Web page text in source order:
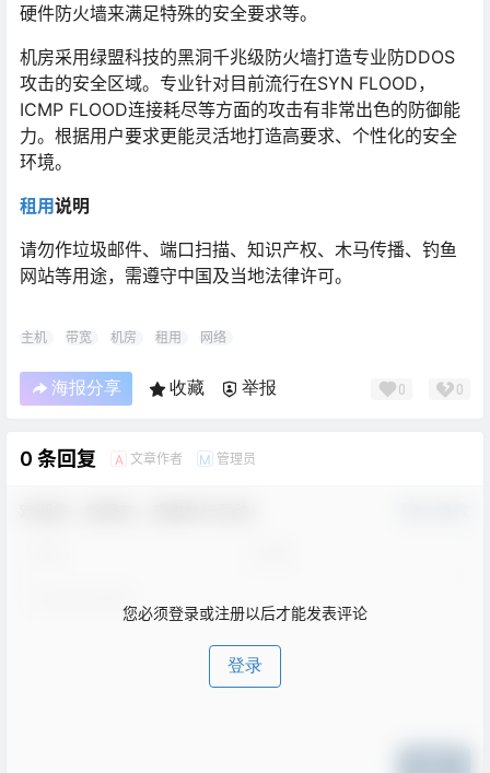
硬件防火墙来满足特殊的安全要求等。
机房采用绿盟科技的黑洞千兆级防火墙打造专业防DDOS
攻击的安全区域。专业针对目前流行在SYN FLOOD，
ICMP FLOOD连接耗尽等方面的攻击有非常出色的防御能
力。根据用户要求更能灵活地打造高要求、个性化的安全
环境。
租用说明
请勿作垃圾邮件、端口扫描、知识产权、木马传播、钓鱼
网站等用途，需遵守中国及当地法律许可。
主机 带宽 机房 租用 网络
海报分享 收藏 举报 0 0
0 条回复 A 文章作者 M 管理员
您必须登录或注册以后才能发表评论
登录